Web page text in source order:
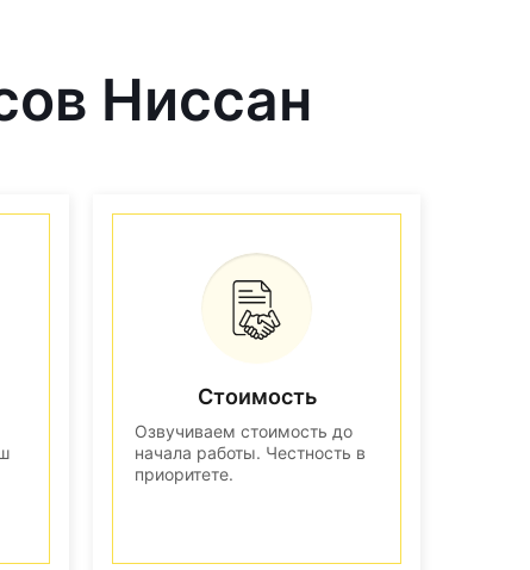
Ниссан
Стоимость
Озвучиваем стоимость до
начала работы. Честность в
приоритете.